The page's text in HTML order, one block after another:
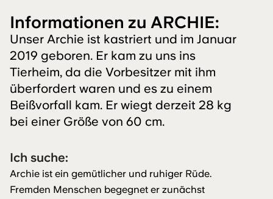
Informationen zu ARCHIE:
Unser Archie ist kastriert und im Januar
2019 geboren. Er kam zu uns ins
Tierheim, da die Vorbesitzer mit ihm
überfordert waren und es zu einem
Beißvorfall kam. Er wiegt derzeit 28 kg
bei einer Größe von 60 cm.
Ich suche:
Archie ist ein gemütlicher und ruhiger Rüde.
Fremden Menschen begegnet er zunächst